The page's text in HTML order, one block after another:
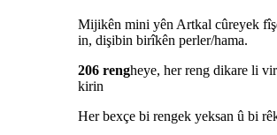
Mijikên mini yên Artkal cûreyek
in, dişibin birîkên perler/hama.
206 rengheye, her reng dikare li
kirin
Her bexçe bi rengek yeksan û bi